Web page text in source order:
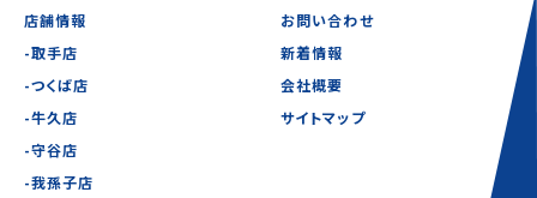
店舗情報
-取手店
-つくば店
-牛久店
-守谷店
-我孫子店
お問い合わせ
新着情報
会社概要
サイトマップ